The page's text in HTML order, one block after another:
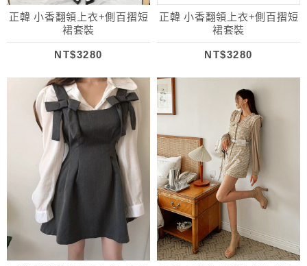
正韓 小香翻領上衣+側百摺短
裙套裝
NT$3280
正韓 小香翻領上衣+側百摺短
裙套裝
NT$3280